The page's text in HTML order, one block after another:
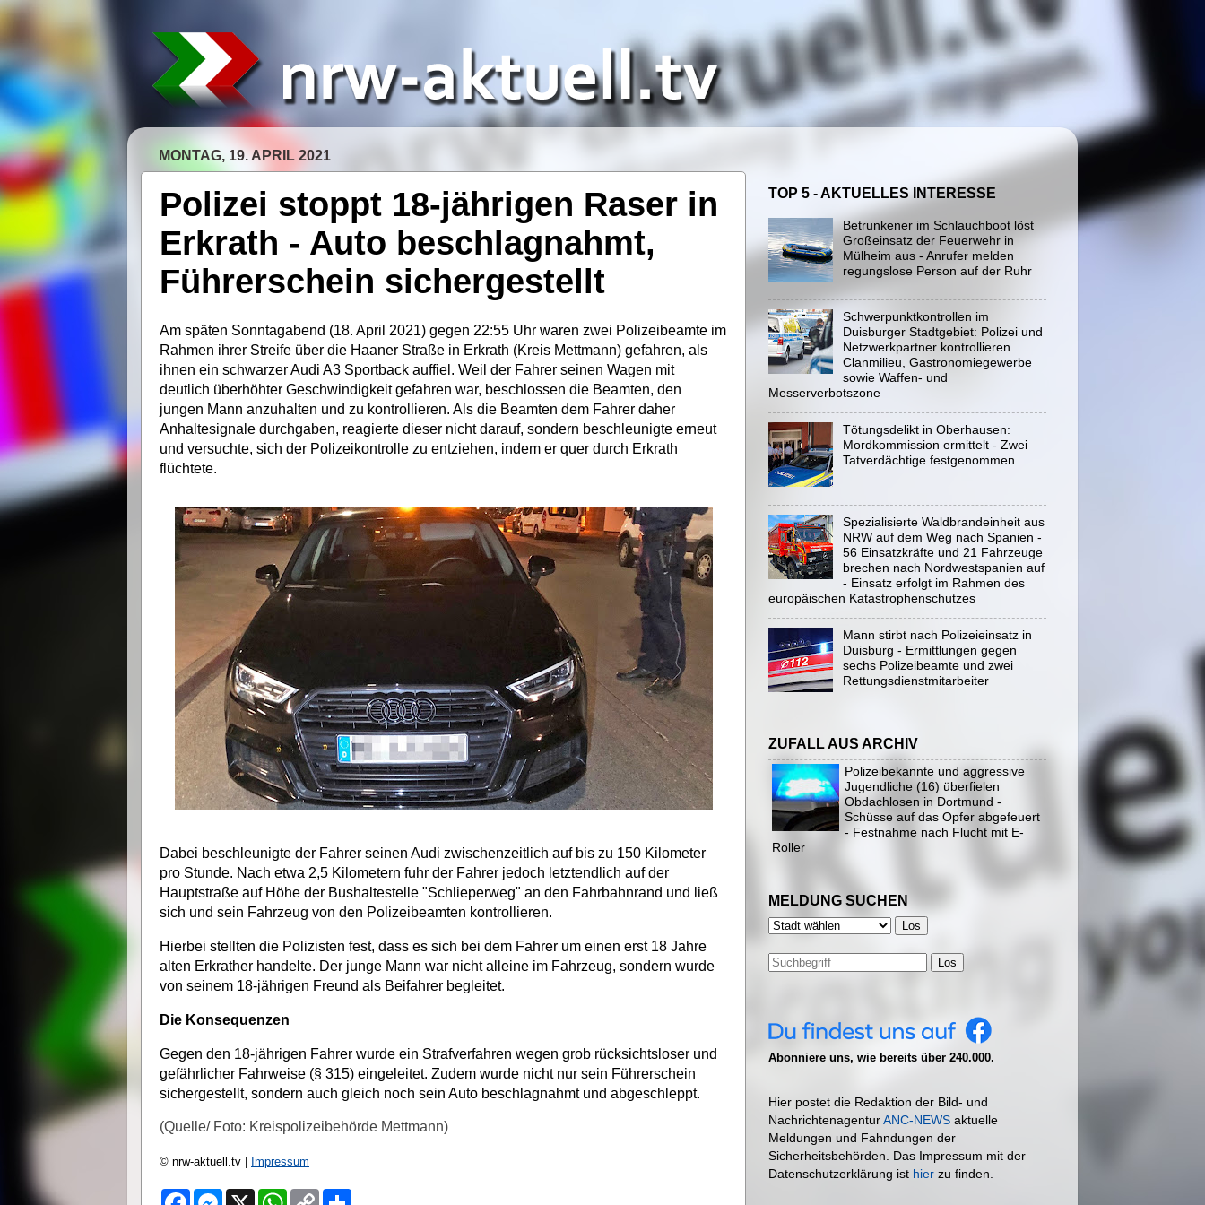
MONTAG, 19. APRIL 2021
Polizei stoppt 18-jährigen Raser in
Erkrath - Auto beschlagnahmt,
Führerschein sichergestellt
Am späten Sonntagabend (18. April 2021) gegen 22:55 Uhr waren zwei Polizeibeamte im
Rahmen ihrer Streife über die Haaner Straße in Erkrath (Kreis Mettmann) gefahren, als
ihnen ein schwarzer Audi A3 Sportback auffiel. Weil der Fahrer seinen Wagen mit
deutlich überhöhter Geschwindigkeit gefahren war, beschlossen die Beamten, den
jungen Mann anzuhalten und zu kontrollieren. Als die Beamten dem Fahrer daher
Anhaltesignale durchgaben, reagierte dieser nicht darauf, sondern beschleunigte erneut
und versuchte, sich der Polizeikontrolle zu entziehen, indem er quer durch Erkrath
flüchtete.
Dabei beschleunigte der Fahrer seinen Audi zwischenzeitlich auf bis zu 150 Kilometer
pro Stunde. Nach etwa 2,5 Kilometern fuhr der Fahrer jedoch letztendlich auf der
Hauptstraße auf Höhe der Bushaltestelle "Schlieperweg" an den Fahrbahnrand und ließ
sich und sein Fahrzeug von den Polizeibeamten kontrollieren.
Hierbei stellten die Polizisten fest, dass es sich bei dem Fahrer um einen erst 18 Jahre
alten Erkrather handelte. Der junge Mann war nicht alleine im Fahrzeug, sondern wurde
von seinem 18-jährigen Freund als Beifahrer begleitet.
Die Konsequenzen
Gegen den 18-jährigen Fahrer wurde ein Strafverfahren wegen grob rücksichtsloser und
gefährlicher Fahrweise (§ 315) eingeleitet. Zudem wurde nicht nur sein Führerschein
sichergestellt, sondern auch gleich noch sein Auto beschlagnahmt und abgeschleppt.
(Quelle/ Foto: Kreispolizeibehörde Mettmann)
© nrw-aktuell.tv | Impressum
F
M
X
W
C
TOP 5 - AKTUELLES INTERESSE
Betrunkener im Schlauchboot löst
Großeinsatz der Feuerwehr in
Mülheim aus - Anrufer melden
regungslose Person auf der Ruhr
Schwerpunktkontrollen im
Duisburger Stadtgebiet: Polizei und
Netzwerkpartner kontrollieren
Clanmilieu, Gastronomiegewerbe
sowie Waffen- und
Messerverbotszone
Tötungsdelikt in Oberhausen:
Mordkommission ermittelt - Zwei
Tatverdächtige festgenommen
Spezialisierte Waldbrandeinheit aus
NRW auf dem Weg nach Spanien -
56 Einsatzkräfte und 21 Fahrzeuge
brechen nach Nordwestspanien auf
- Einsatz erfolgt im Rahmen des
europäischen Katastrophenschutzes
Mann stirbt nach Polizeieinsatz in
Duisburg - Ermittlungen gegen
sechs Polizeibeamte und zwei
Rettungsdienstmitarbeiter
ZUFALL AUS ARCHIV
Polizeibekannte und aggressive
Jugendliche (16) überfielen
Obdachlosen in Dortmund -
Schüsse auf das Opfer abgefeuert
- Festnahme nach Flucht mit E-
Roller
MELDUNG SUCHEN
Los
Abonniere uns, wie bereits über 240.000.
Hier postet die Redaktion der Bild- und
NachrichtenagenturANC-NEWS aktuelle
Meldungen und Fahndungen der
Sicherheitsbehörden. Das Impressum mit der
Datenschutzerklärung ist hier zu finden.